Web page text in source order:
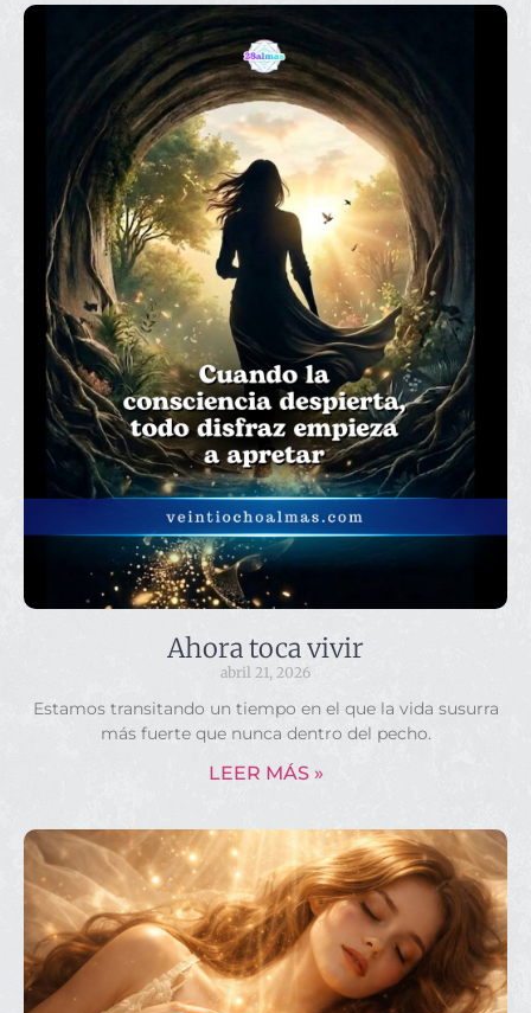
Ahora toca vivir
abril 21, 2026
Estamos transitando un tiempo en el que la vida susurra
más fuerte que nunca dentro del pecho.
LEER MÁS »